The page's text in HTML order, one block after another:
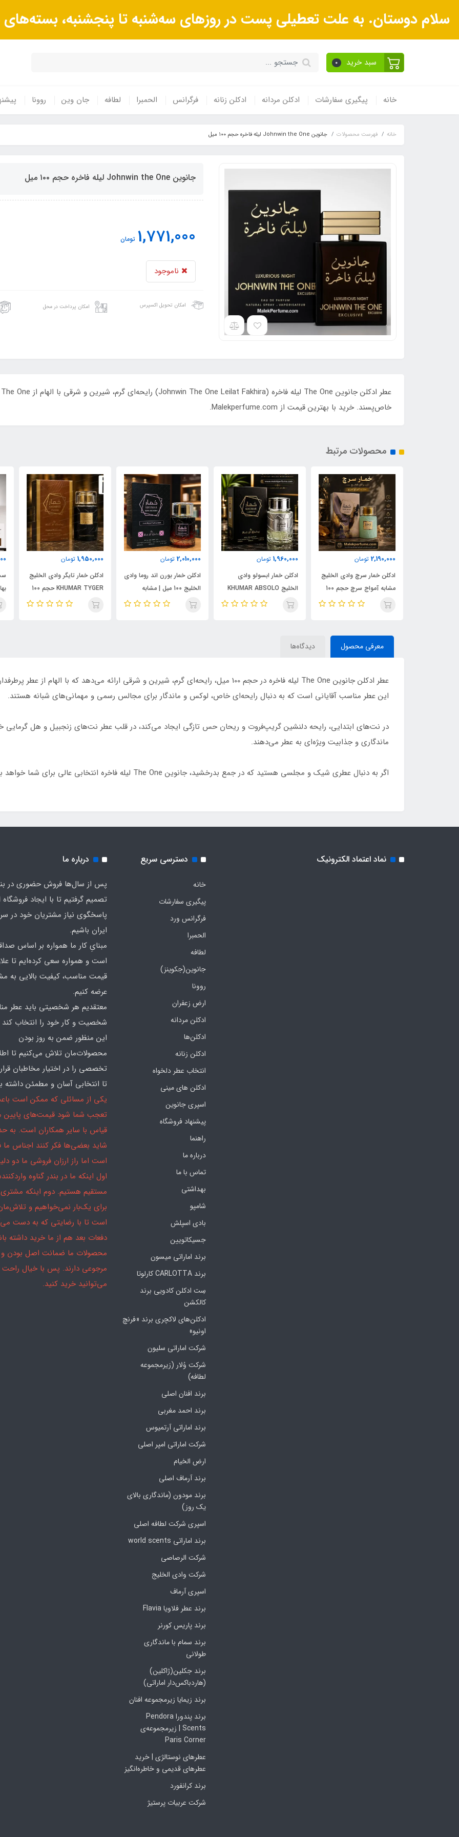
سلام دوستان. به علت تعطیلی پست در روزهای سه‌شنبه تا پنجشنبه،
سبد خرید 0
خانه پیگیری سفارشات ادکلن مردانه ادکلن زنانه فرگرانس الحمبرا لطافه جان وین روونا
خانه فهرست محصولات جانوین Johnwin the One لیله فاخره حجم ۱۰۰ میل
جانوین Johnwin the One لیله فاخره حجم ۱۰۰ میل
1,771,000 تومان
ناموجود
امکان تحویل اکسپرس امکان پرداخت در محل
خاص‌پسند. خرید با بهترین قیمت از Malekperfume.com.
محصولات مرتبط
2,190,000 تومان
ادکلن خمار سرچ وادی الخلیج
مشابه آمواج سرچ حجم 100
میل | KHUMAR Search Eau
1,960,000 تومان
ادکلن خمار ابسولو وادی
الخلیج KHUMAR ABSOLO
حجم 100 میل | مشابه اورجینال
2,010,000 تومان
ادکلن خمار بورن اند روما وادی
الخلیج 100 میل | مشابه
اورجینال والنتینو بورن این
1,950,000 تومان
ادکلن خمار تایگر وادی الخلیج
KHUMAR TYGER حجم 100
میل | رایحه‌ای مشابه بولگاری
معرفی محصول دیدگاه‌ها
این عطر مناسب آقایانی است که به دنبال رایحه‌ای خاص، لوکس و ماندگار برای مجالس رسمی و مهمانی‌های شبانه هستند.
در نت‌های ابتدایی، رایحه دلنشین گریپ‌فروت و ریحان حس تازگی ایجاد می‌کند، در قلب عطر نت‌های زنجبیل و هل گرمایی
ماندگاری و جذابیت ویژه‌ای به عطر می‌دهند.
اگر به دنبال عطری شیک و مجلسی هستید که در جمع بدرخشید، جانوین The One لیله فاخره انتخابی عالی برای شما خواهد بود.
نماد اعتماد الکترونیک دسترسی سریع
خانه
پیگیری سفارشات
فرگرانس ورد
الحمبرا
لطافه
جانوین(جکوینز)
روونا
ارض زعفران
ادکلن مردانه
ادکلن‌ها
ادکلن زنانه
انتخاب عطر دلخواه
ادکلن های مینی
اسپری جانوین
پیشنهاد فروشگاه
راهنما
درباره ما
تماس با ما
بهداشتی
شامپو
بادی اسپلش
جسیکاتویین
برند اماراتی میسون
برند CARLOTTA کارلوتا
سِت ادکلن کادویی برند
کالکشن
ادکلن‌های لاکچری برند «فرنچ
اونیو»
شرکت اماراتی سلیون
شرکت وُلار (زیرمجموعه
لطافه)
برند افنان اصلی
برند احمد مغربی
برند اماراتی آرتمیوس
شرکت اماراتی امپر اصلی
ارض الخیام
برند آرماف اصلی
برند مودون (ماندگاری بالای
یک روز)
اسپری شرکت لطافه اصلی
برند اماراتی world scents
شرکت الرصاصی
شرکت وادی الخلیج
اسپری آرماف
برند عطر فلاویا Flavia
برند پاریس کورنر
برند سمام با ماندگاری
طولانی
برند جکلین(ژاکلین)
(هاردباکس‌دار اماراتی)
برند زیمایا زیرمجموعه افنان
برند پندورا Pendora
Scents | زیرمجموعه‌ی
Paris Corner
عطرهای نوستالژی | خرید
عطرهای قدیمی و خاطره‌انگیز
برند کرانفورد
شرکت عربیات پرستیژ
درباره ما
پس از سال‌ها فروش حضوری در
تصمیم گرفتیم تا با ایجاد فروشگاه
پاسخگوی نیاز مشتریان خود در
ایران باشیم.
مبنایِ کار ما همواره بر اساس
است و همواره سعی کرده‌ایم تا
قیمت مناسب، کیفیت بالایی به
عرضه کنیم.
معتقدیم هر شخصیتی باید عطر
شخصیت و کار خود را انتخاب کند
این منظور ضمن به روز بودن
محصولات‌مان تلاش می‌کنیم تا
تخصصی را در اختیار مخاطبان
تا انتخابی آسان و مطمئن داشته
یکی از مسائلی که ممکن است
تعجب شما شود قیمت‌های پایین
قیاس با سایر همکاران است. به
شاید بعضی‌ها فکر کنند اجناس
است اما راز ارزان فروشی ما دو
اول اینکه ما در بندر گناوه
مستقیم هستیم. دوم اینکه
برای یک‌بار نمی‌خواهیم و
است تا با رضایتی که به دست
دفعات بعد هم از ما خرید داشته
محصولات ما ضمانت اصل بودن و
مرجوعی دارند. پس با خیال راحت
می‌توانید خرید کنید.